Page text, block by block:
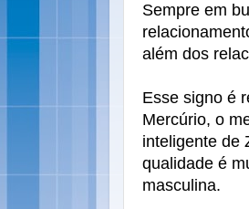
Sempre em
além dos
Esse signo é
Mercúrio, o
inteligente de
qualidade é
masculina.